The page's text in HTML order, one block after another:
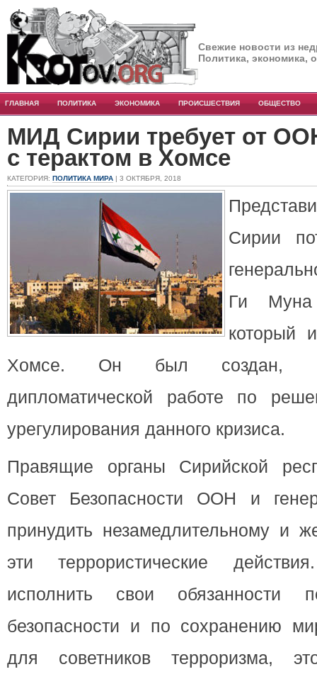
Свежие новости из
Политика, экономика,
ГЛАВНАЯ ПОЛИТИКА ЭКОНОМИКА ПРОИСШЕСТВИЯ ОБЩЕСТВО
МИД Сирии требует от
с терактом в Хомсе
КАТЕГОРИЯ: ПОЛИТИКА МИРА | 3 ОКТЯБРЯ, 2018
Сирии
Ги Муна
который
Хомсе. Он был создан,
дипломатической работе по
урегулирования данного кризиса.
Правящие органы Сирийской
Совет Безопасности ООН и
принудить незамедлительному и
эти террористические
исполнить свои обязанности
безопасности и по сохранению
для советников терроризма,